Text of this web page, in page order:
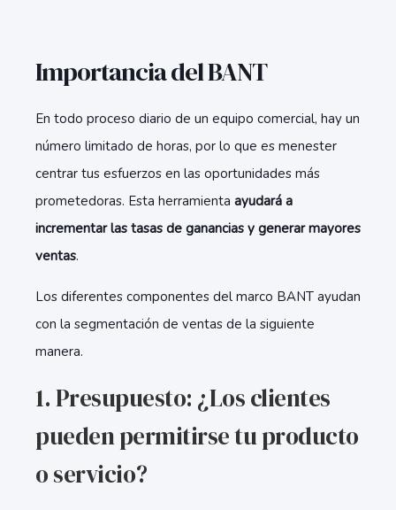
Importancia del BANT
En todo proceso diario de un equipo comercial, hay un
número limitado de horas, por lo que es menester
centrar tus esfuerzos en las oportunidades más
prometedoras. Esta herramienta ayudará a
incrementar las tasas de ganancias y generar mayores
ventas.
Los diferentes componentes del marco BANT ayudan
con la segmentación de ventas de la siguiente
manera.
1. Presupuesto: ¿Los clientes
pueden permitirse tu producto
o servicio?